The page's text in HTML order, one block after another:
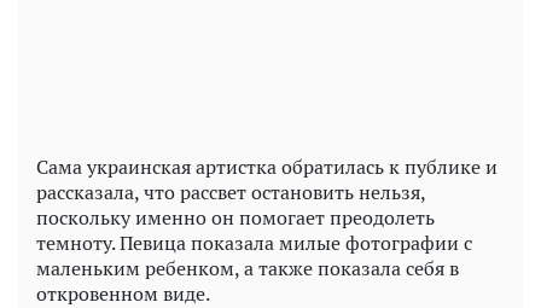
Сама украинская артистка обратилась к публике и
рассказала, что рассвет остановить нельзя,
поскольку именно он помогает преодолеть
темноту. Певица показала милые фотографии с
маленьким ребенком, а также показала себя в
откровенном виде.